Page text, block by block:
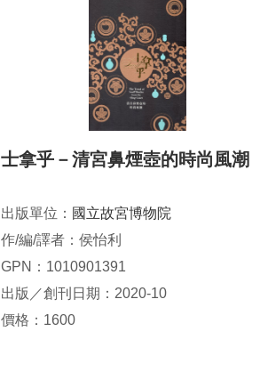
士拿乎－清宮鼻煙壺的時尚風潮
出版單位： 國立故宮博物院
作/編/譯者：侯怡利
GPN：1010901391
出版／創刊日期：2020-10
價格：1600